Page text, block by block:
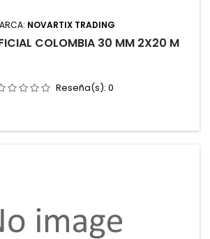
NOVARTIX TRADING
COLOMBIA 30 MM 2X20 M
Reseña(s): 0